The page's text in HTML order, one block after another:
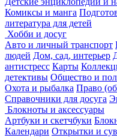
Комиксы и манга
литература для детей
Хобби и досуг
Авто и личный транспорт
людей Дом, сад, интерьер
антистресс Карты
детективы Общество и
Охота и рыбалка Право
Справочники для досуга
Блокноты и аксессуары
Артбуки и скетчбуки
Календари Открытки и